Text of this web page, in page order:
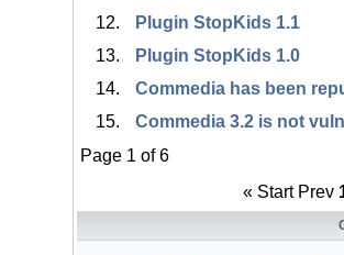
Plugin StopKids 1.1
Plugin StopKids 1.0
Commedia has been
Commedia 3.2 is not
Page 1 of 6
« Start Prev